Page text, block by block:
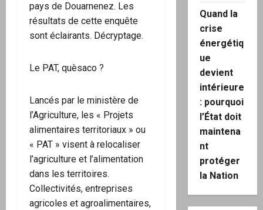
pays de Douarnenez . Les
résultats de cette enquête
sont éclairants. Décryptage.
Le PAT, quèsaco ?
Lancés par le ministère de
l’Agriculture, les « Projets
alimentaires territoriaux » ou
« PAT » visent à relocaliser
l’agriculture et l’alimentation
dans les territoires.
Collectivités, entreprises
agricoles et agroalimentaires,
Quand la
crise
énergétiq
ue
devient
intérieure
: pourquoi
l’État doit
maintena
nt
protéger
la Nation